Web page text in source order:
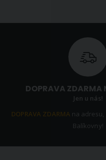
DOPRAVA ZDARMA
Jen u nás!
DOPRAVA ZDARMA na
Balíkovny!